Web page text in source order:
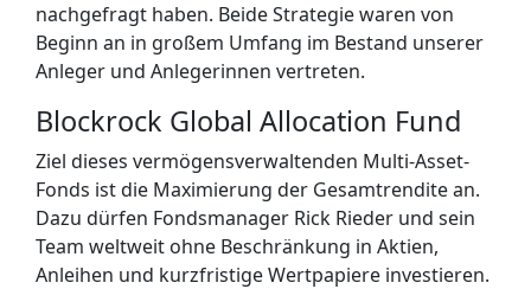
nachgefragt haben. Beide Strategie waren von
Beginn an in großem Umfang im Bestand unserer
Anleger und Anlegerinnen vertreten.
Blockrock Global Allocation Fund
Ziel dieses vermögensverwaltenden Multi-Asset-
Fonds ist die Maximierung der Gesamtrendite an.
Dazu dürfen Fondsmanager Rick Rieder und sein
Team weltweit ohne Beschränkung in Aktien,
Anleihen und kurzfristige Wertpapiere investieren.